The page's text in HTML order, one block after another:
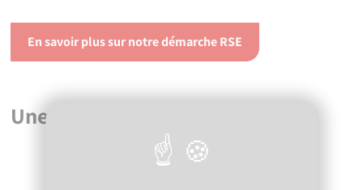
En savoir plus sur notre démarche RSE
Une équipe engagée à vos côtés